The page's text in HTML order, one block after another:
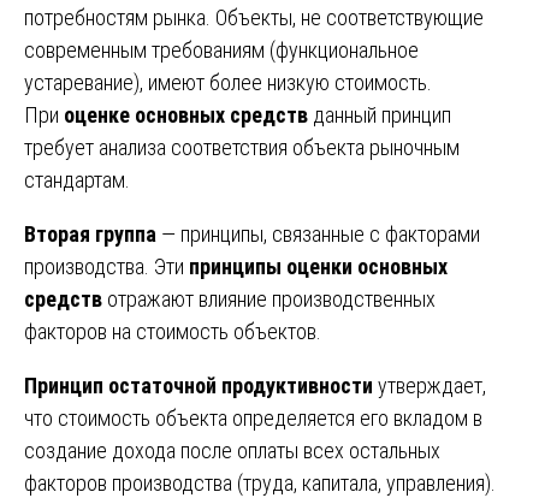
потребностям рынка. Объекты, не соответствующие
современным требованиям (функциональное
устаревание), имеют более низкую стоимость.
При оценке основных средств данный принцип
требует анализа соответствия объекта рыночным
стандартам.
Вторая группа — принципы, связанные с факторами
производства. Эти принципы оценки основных
средств отражают влияние производственных
факторов на стоимость объектов.
Принцип остаточной продуктивности утверждает,
что стоимость объекта определяется его вкладом в
создание дохода после оплаты всех остальных
факторов производства (труда, капитала, управления).